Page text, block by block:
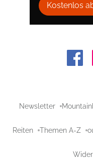
Kostenlos
Newsletter
Reiten Themen A-Z